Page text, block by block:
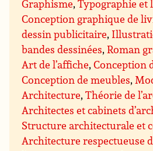
Graphisme,Typographie et
Conception graphique de
dessin publicitaire,
bandes dessinées,Roman
Art de l’affiche,Conception
Conception de meubles,
Architecture,Théorie de
Architectes et cabinets
Structure architecturale et
Architecture respectueuse